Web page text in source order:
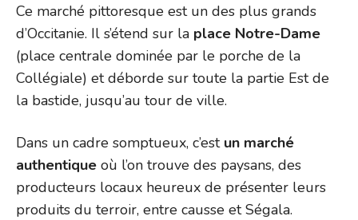
Ce marché pittoresque est un des plus grands
d’Occitanie. Il s’étend sur la place Notre-Dame
(place centrale dominée par le porche de la
Collégiale) et déborde sur toute la partie Est de
la bastide, jusqu’au tour de ville.
Dans un cadre somptueux, c’estun marché
authentique où l’on trouve des paysans, des
producteurs locaux heureux de présenter leurs
produits du terroir, entre causse et Ségala.